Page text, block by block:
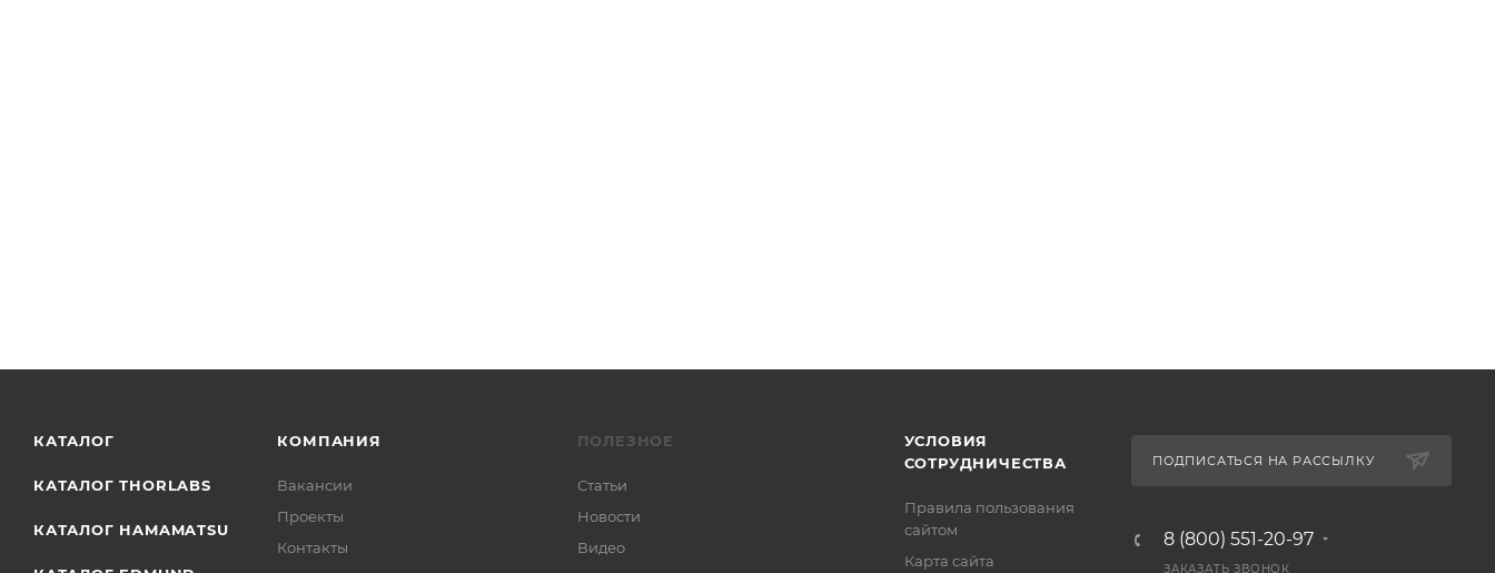
КАТАЛОГ
КАТАЛОГ THORLABS
КАТАЛОГ HAMAMATSU
КОМПАНИЯ
Вакансии
Проекты
Контакты
ПОЛЕЗНОЕ
Статьи
Новости
Видео
УСЛОВИЯ
СОТРУДНИЧЕСТВА
Правила пользования
сайтом
Карта сайта
ПОДПИСАТЬСЯ НА РАССЫЛКУ
8 (800) 551-20-97
ЗАКАЗАТЬ ЗВОНОК